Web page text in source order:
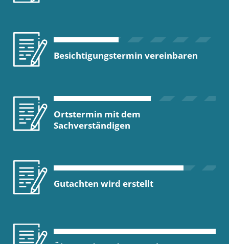
Besichtigungstermin vereinbaren
Ortstermin mit dem
Sachverständigen
Gutachten wird erstellt